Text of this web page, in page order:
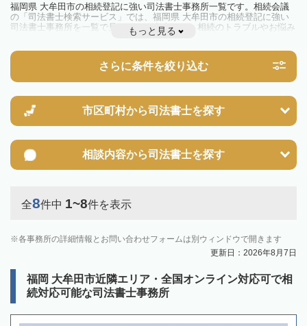
福岡県 大牟田市の相続登記に強い司法書士事務所一覧です。相続会議
の「司法書士検索サービス」では、福岡県 大牟田市の相続登記に強い
司法書士事務所を一覧で見ることが出来ます。相続のトラブルやお悩み
を抱えている方は一度近隣の司法書士に相談してみましょう。
不動産を相続した場合、相続を知った日から3年以内に登記しないと、
10万円以下の過料が科せられるため、速やかな手続きが必要です。義務
化前の相続も対象となるため注意しましょう。
す。その他の相続手続きも任せることが可能です。
また、義務化に伴い、相続人申告登記制度が創設されました。遺産分割
の話し合いがまとまらず登記できない場合は、この制度の活用を検討し
もっと見る
さらに条件を絞り込む
市区町村から司法書士を探す
相談内容から司法書士を探す
全8件中 1~8件を表示
各事務所の詳細情報とお問い合わせフォームは別ウィンドウで開きます
更新日：2026年8月7日
福岡 大牟田市近隣エリア・全国オンライン対応可で相
続対応可能な司法書士事務所